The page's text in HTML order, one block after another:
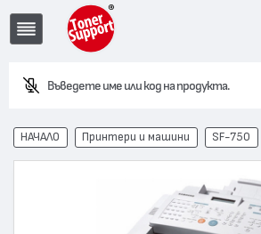
Въведете име или код на продукта.
EUR
НАЧАЛО Принтери и машини SF-750